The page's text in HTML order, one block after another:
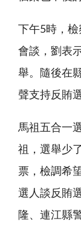
下午5時，
會談，劉表
舉。隨後在
聲支持反賄
馬祖五合一
祖，選舉少
票，檢調希
選人談反賄
隆、連江縣